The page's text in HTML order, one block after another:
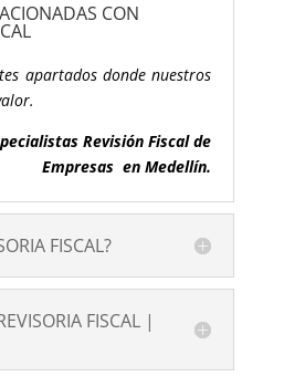
CON
apartados donde nuestros
Revisión Fiscal de
Empresas en Medellín.
FISCAL?
FISCAL |